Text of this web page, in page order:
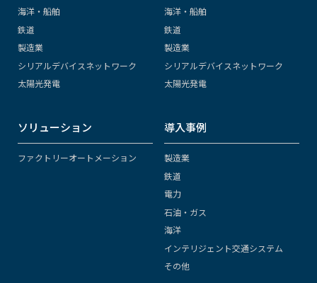
海洋・船舶
鉄道
製造業
シリアルデバイスネットワーク
太陽光発電
海洋・船舶
鉄道
製造業
シリアルデバイスネットワーク
太陽光発電
ソリューション
ファクトリーオートメーション
導入事例
製造業
鉄道
電力
石油・ガス
海洋
インテリジェント交通システム
その他